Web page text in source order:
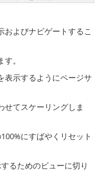
およびナビゲートするこ
。
表示するようにページサ
せてスケーリングしま
にすばやくリセット
るためのビューに切り